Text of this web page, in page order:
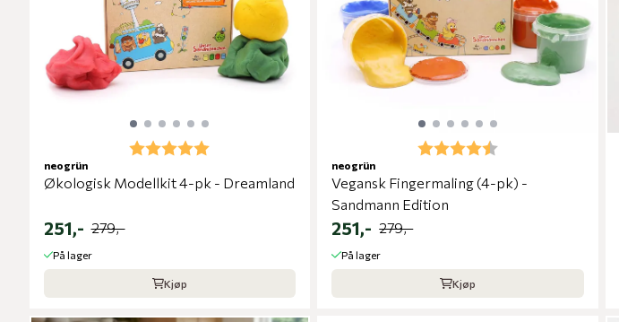
Karakter:
neogrün
Økologisk Modellkit 4-pk - Dreamland
251,- 279,-
På lager
Kjøp
Karakter:
neogrün
Vegansk Fingermaling (4-pk) -
Sandmann Edition
251,- 279,-
På lager
Kjøp